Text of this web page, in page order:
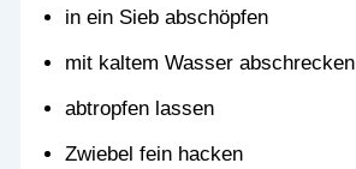
in ein Sieb abschöpfen
mit kaltem Wasser abschrecken
abtropfen lassen
Zwiebel fein hacken